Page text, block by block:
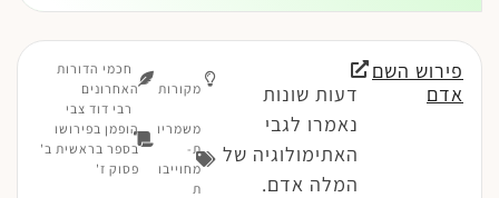
פירוש השם
אדם
דעות שונות
נאמרו לגבי
האתימולוגיה של
המלה אדם.
מקורות
משמריו
ת-
מחוייבו
ת
חכמי הדורות
האחרונים
רבי דוד צבי
הופמן בפירושו
בספר בראשית ב'
פסוק ז'